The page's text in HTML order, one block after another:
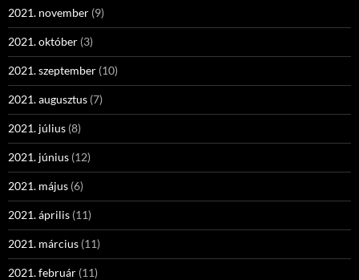
2021. november (9)
2021. október (3)
2021. szeptember (10)
2021. augusztus (7)
2021. július (8)
2021. június (12)
2021. május (6)
2021. április (11)
2021. március (11)
2021. február (11)